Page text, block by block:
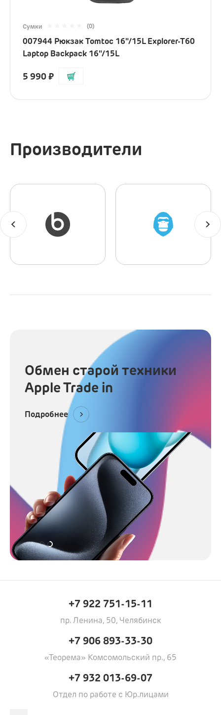
Сумки (0)
007944 Рюкзак Tomtoc 16"/15L Explorer-T60
Laptop Backpack 16"/15L
5 990₽
Производители
Обмен старой техники
Apple Trade in
Подробнее
+7 922 751-15-11
пр. Ленина, 50, Челябинск
+7 906 893-33-30
«Теорема» Комсомольский пр., 65
+7 932 013-69-07
Отдел по работе с Юр.лицами